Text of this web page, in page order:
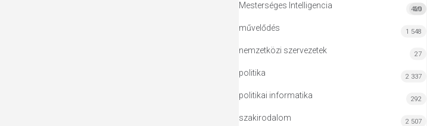
Mesterséges Intelligencia MI
420
művelődés 1 548
nemzetközi szervezetek 27
politika 2 337
politikai informatika 292
szakirodalom 2 507